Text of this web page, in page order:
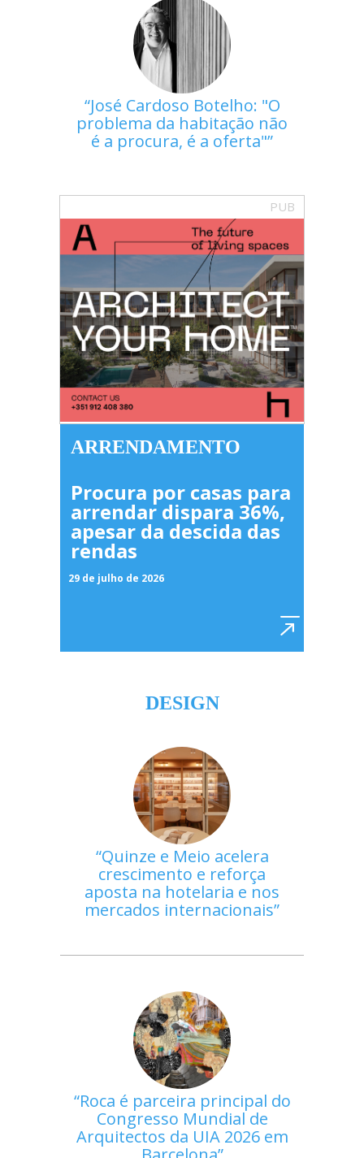
José Cardoso Botelho: "O
problema da habitação não
é a procura, é a oferta"
PUB
ARRENDAMENTO
Procura por casas para
arrendar dispara 36%,
apesar da descida das
rendas
29 de julho de 2026
DESIGN
Quinze e Meio acelera
crescimento e reforça
aposta na hotelaria e nos
mercados internacionais
Roca é parceira principal do
Congresso Mundial de
Arquitectos da UIA 2026 em